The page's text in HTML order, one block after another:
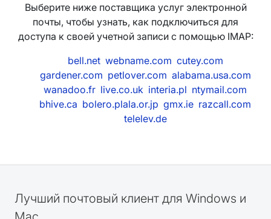
Выберите ниже поставщика услуг электронной
почты, чтобы узнать, как подключиться для
доступа к своей учетной записи с помощью IMAP:
bell.net webname.com cutey.com
gardener.com petlover.com alabama.usa.com
wanadoo.fr live.co.uk interia.pl ntymail.com
bhive.ca bolero.plala.or.jp gmx.ie razcall.com
telelev.de
Лучший почтовый клиент для Windows и